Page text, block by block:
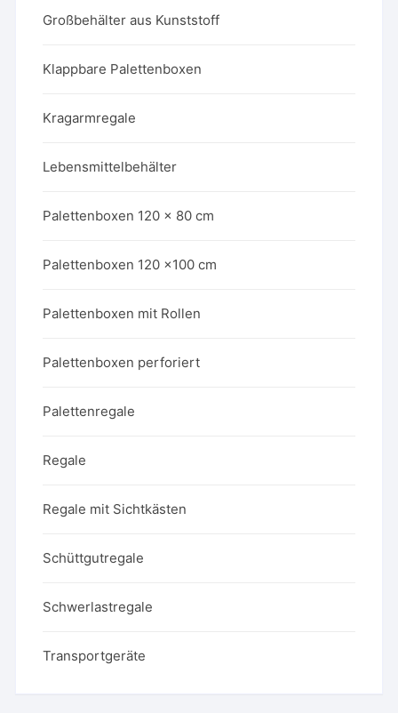
Großbehälter aus Kunststoff
Klappbare Palettenboxen
Kragarmregale
Lebensmittelbehälter
Palettenboxen 120 x 80 cm
Palettenboxen 120 x100 cm
Palettenboxen mit Rollen
Palettenboxen perforiert
Palettenregale
Regale
Regale mit Sichtkästen
Schüttgutregale
Schwerlastregale
Transportgeräte